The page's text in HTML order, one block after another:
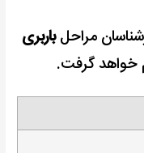
مراحلباربری
خواهد گرفت.